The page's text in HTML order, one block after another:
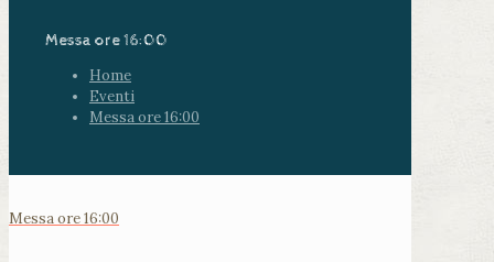
Messa ore 16:00
Home
Eventi
Messa ore 16:00
Messa ore 16:00